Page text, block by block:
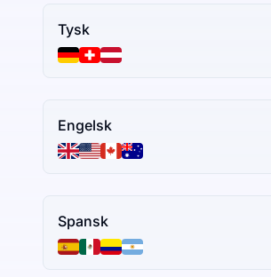
Tysk
Engelsk
Spansk